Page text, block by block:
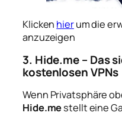
Klicken hierum die
anzuzeigen
3. Hide.me – Das
kostenlosen VPNs
Wenn Privatsphäre
Hide.mestellt eine